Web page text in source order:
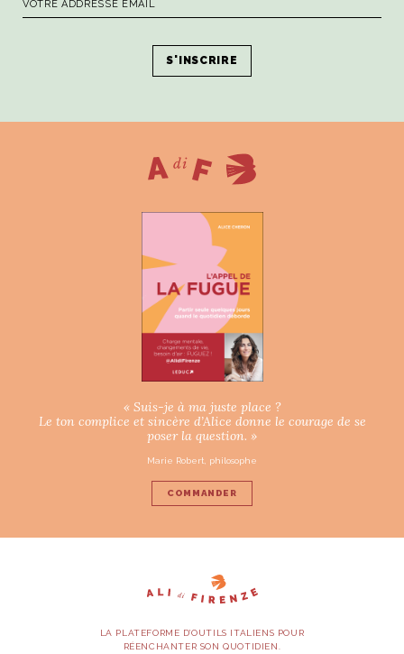
« Suis-je à ma juste place ?
Le ton complice et sincère d’Alice donne le courage de se
poser la question. »
Marie Robert, philosophe
COMMANDER
LA PLATEFORME D’OUTILS ITALIENS POUR
RÉENCHANTER SON QUOTIDIEN.